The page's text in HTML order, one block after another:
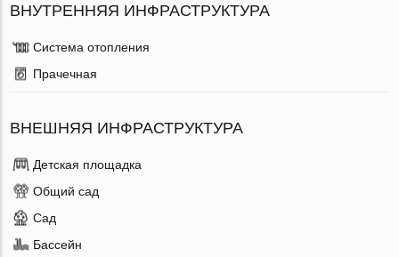
ВНУТРЕННЯЯ ИНФРАСТРУКТУРА
Система отопления
Прачечная
ВНЕШНЯЯ ИНФРАСТРУКТУРА
Детская площадка
Общий сад
Сад
Бассейн